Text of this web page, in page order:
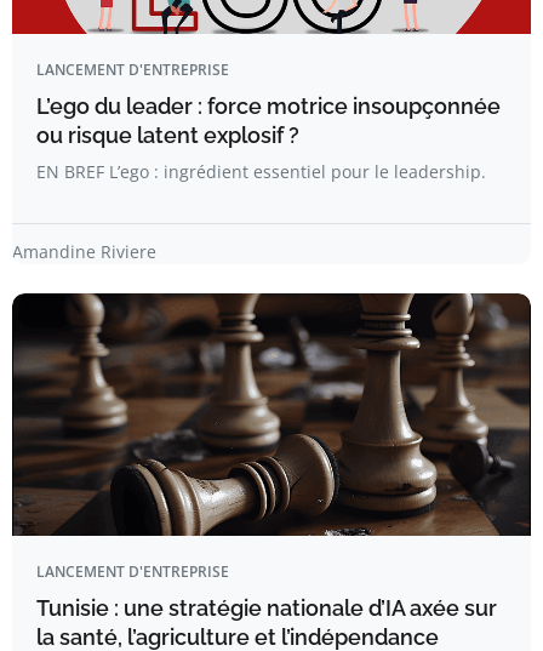
LANCEMENT D'ENTREPRISE
L’ego du leader : force motrice insoupçonnée
ou risque latent explosif ?
EN BREF L’ego : ingrédient essentiel pour le leadership.
Amandine Riviere
LANCEMENT D'ENTREPRISE
Tunisie : une stratégie nationale d’IA axée sur
la santé, l’agriculture et l’indépendance